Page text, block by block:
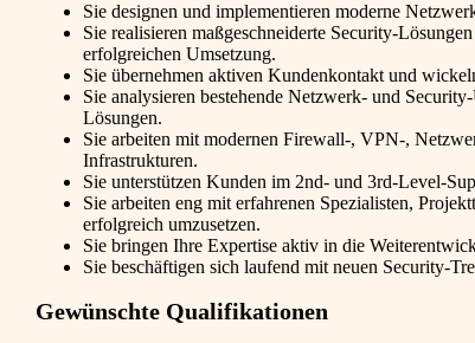
Sie designen und implementieren moderne
Sie realisieren maßgeschneiderte Security-
erfolgreichen Umsetzung.
Sie übernehmen aktiven Kundenkontakt und
Sie analysieren bestehende Netzwerk- und
Lösungen.
Sie arbeiten mit modernen Firewall-, VPN-,
Infrastrukturen.
Sie unterstützen Kunden im 2nd- und 3rd-Level-
Sie arbeiten eng mit erfahrenen Spezialisten,
erfolgreich umzusetzen.
Sie bringen Ihre Expertise aktiv in die
Sie beschäftigen sich laufend mit neuen Security-
Gewünschte Qualifikationen